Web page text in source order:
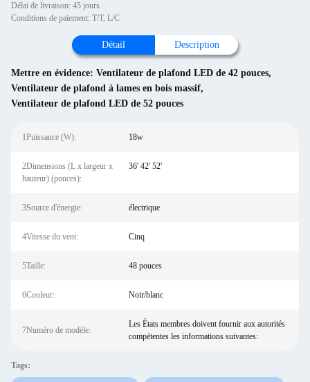
Délai de livraison: 45 jours
Conditions de paiement: T/T, L/C
Détail Description
Mettre en évidence: Ventilateur de plafond LED de 42 pouces,
Ventilateur de plafond à lames en bois massif,
Ventilateur de plafond LED de 52 pouces
1Puissance (W): 18w
2Dimensions (L x largeur x
hauteur) (pouces):
36' 42' 52'
3Source d'énergie: électrique
4Vitesse du vent: Cinq
5Taille: 48 pouces
6Couleur: Noir/blanc
7Numéro de modèle:
Les États membres doivent fournir aux autorités
compétentes les informations suivantes:
Tags: